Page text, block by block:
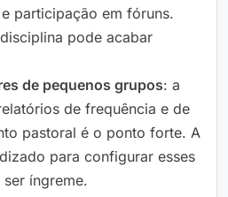
e participação em fóruns.
pode acabar
de pequenos grupos: a
de frequência e de
pastoral é o ponto forte. A
para configurar esses
íngreme.